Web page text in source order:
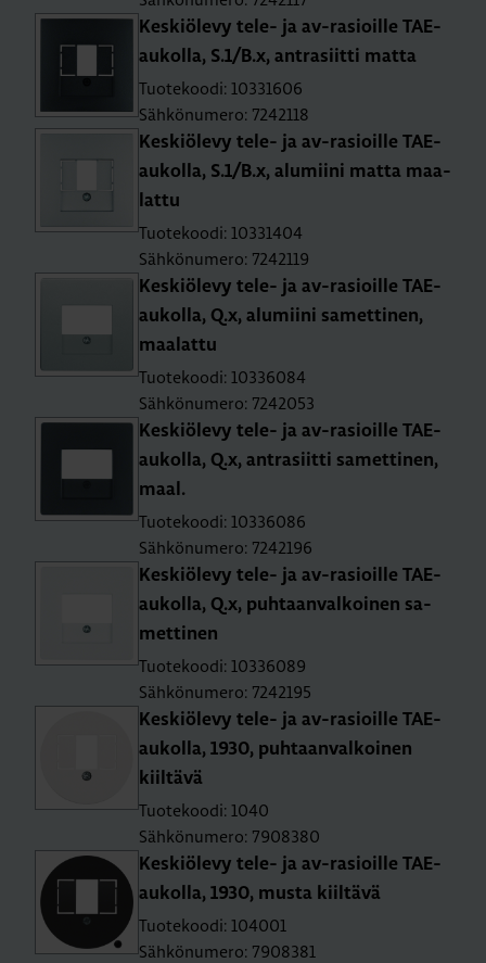
Kes­kiö­le­vy tele- ja av-rasioil­le TAE-
au­kol­la, S.1/B.x, ant­ra­siit­ti matta
Tuotekoodi: 10331606
Sähkönumero: 7242118
Kes­kiö­le­vy tele- ja av-rasioil­le TAE-
au­kol­la, S.1/B.x, alu­mii­ni matta maa­
lat­tu
Tuotekoodi: 10331404
Sähkönumero: 7242119
Kes­kiö­le­vy tele- ja av-rasioil­le TAE-
au­kol­la, Q.x, alu­mii­ni sa­met­ti­nen,
maa­lat­tu
Tuotekoodi: 10336084
Sähkönumero: 7242053
Kes­kiö­le­vy tele- ja av-rasioil­le TAE-
au­kol­la, Q.x, ant­ra­siit­ti sa­met­ti­nen,
maal.
Tuotekoodi: 10336086
Sähkönumero: 7242196
Kes­kiö­le­vy tele- ja av-rasioil­le TAE-
au­kol­la, Q.x, puh­taan­val­koi­nen sa­
met­ti­nen
Tuotekoodi: 10336089
Sähkönumero: 7242195
Kes­kiö­le­vy tele- ja av-rasioil­le TAE-
au­kol­la, 1930, puh­taan­val­koi­nen
kiil­tä­vä
Tuotekoodi: 1040
Sähkönumero: 7908380
Kes­kiö­le­vy tele- ja av-rasioil­le TAE-
au­kol­la, 1930, musta kiil­tä­vä
Tuotekoodi: 104001
Sähkönumero: 7908381